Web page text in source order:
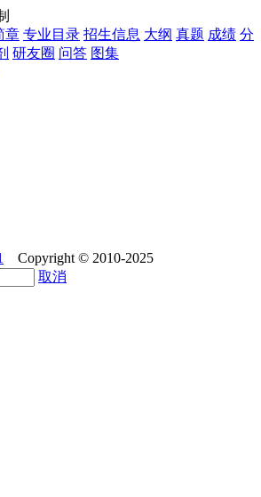
章 专业目录 招生信息 大纲 真题 成绩 分
研友圈 问答 图集
Copyright © 2010-2025
取消